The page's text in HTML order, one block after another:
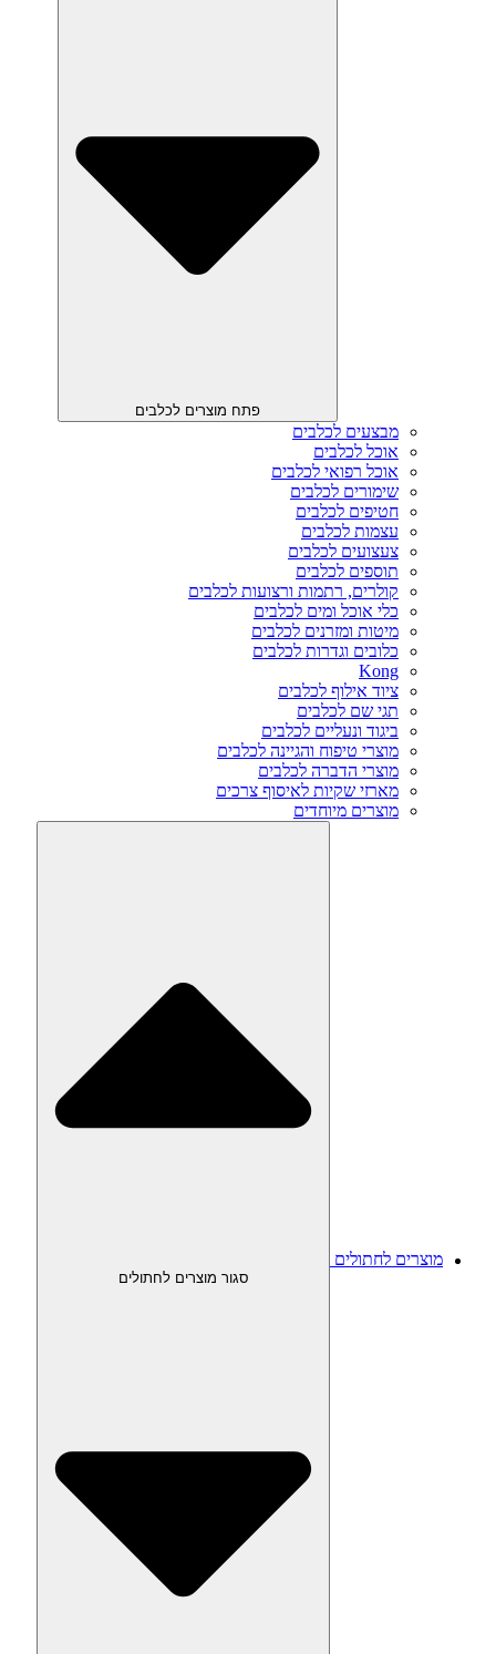
פתח מוצרים לכלבים
מבצעים לכלבים
אוכל לכלבים
אוכל רפואי לכלבים
שימורים לכלבים
חטיפים לכלבים
עצמות לכלבים
צעצועים לכלבים
תוספים לכלבים
קולרים, רתמות ורצועות לכלבים
כלי אוכל ומים לכלבים
מיטות ומזרנים לכלבים
כלובים וגדרות לכלבים
Kong
ציוד אילוף לכלבים
תגי שם לכלבים
ביגוד ונעליים לכלבים
מוצרי טיפוח והגיינה לכלבים
מוצרי הדברה לכלבים
מארזי שקיות לאיסוף צרכים
מוצרים מיוחדים
מוצרים לחתולים
סגור מוצרים לחתולים